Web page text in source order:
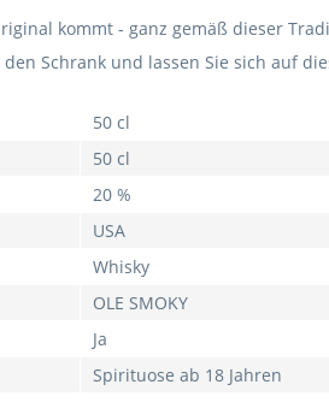
kommt - ganz gemäß dieser
Schrank und lassen Sie sich auf
50 cl
50 cl
20 %
USA
Whisky
OLE SMOKY
Ja
Spirituose ab 18 Jahren